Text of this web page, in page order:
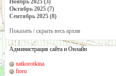
Ноябрь 2025 (3)
Октябрь 2025 (7)
Сентябрь 2025 (8)
Показать / скрыть весь архив
Администрация сайта и Онлайн
natkorotkina
fioru